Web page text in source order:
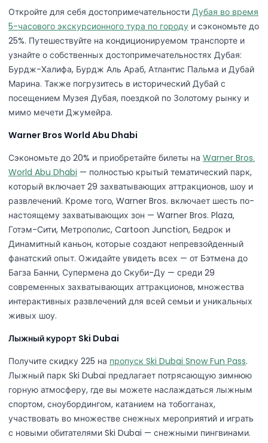
Откройте для себя достопримечательности Дубая во время
5-часового экскурсионного тура по городу и сэкономьте до
25%. Путешествуйте на кондиционируемом транспорте и
узнайте о собственных достопримечательностях Дубая:
Бурдж-Халифа, Бурдж Аль Араб, Атлантис Пальма и Дубай
Марина. Также погрузитесь в исторический Дубай с
посещением Музея Дубая, поездкой по Золотому рынку и
мимо мечети Джумейра.
Warner Bros World Abu Dhabi
Сэкономьте до 20% и приобретайте билеты на Warner Bros.
World Abu Dhabi — полностью крытый тематический парк,
который включает 29 захватывающих аттракционов, шоу и
развлечений. Кроме того, Warner Bros. включает шесть по-
настоящему захватывающих зон — Warner Bros. Plaza,
Готэм-Сити, Метрополис, Cartoon Junction, Бедрок и
Динамитный каньон, которые создают непревзойденный
фанатский опыт. Ожидайте увидеть всех — от Бэтмена до
Багза Банни, Супермена до Скуби-Ду — среди 29
современных захватывающих аттракционов, множества
интерактивных развлечений для всей семьи и уникальных
живых шоу.
Лыжный курорт Ski Dubai
Получите скидку 225 на пропуск Ski Dubai Snow Fun Pass.
Лыжный парк Ski Dubai предлагает потрясающую зимнюю
горную атмосферу, где вы можете наслаждаться лыжным
спортом, сноубордингом, катанием на тобогганах,
участвовать во множестве снежных мероприятий и играть
с новыми обитателями Ski Dubai — снежными пингвинами.